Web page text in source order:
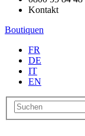
Kontakt
Boutiquen
FR
DE
IT
EN